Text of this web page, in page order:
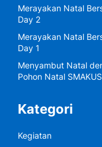
Merayakan Natal
Day 2
Merayakan Natal
Day 1
Menyambut Natal
Pohon Natal
Kategori
Kegiatan